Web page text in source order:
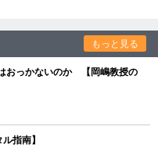
もっと見る
おっかないのか 【岡嶋教授の
指南】